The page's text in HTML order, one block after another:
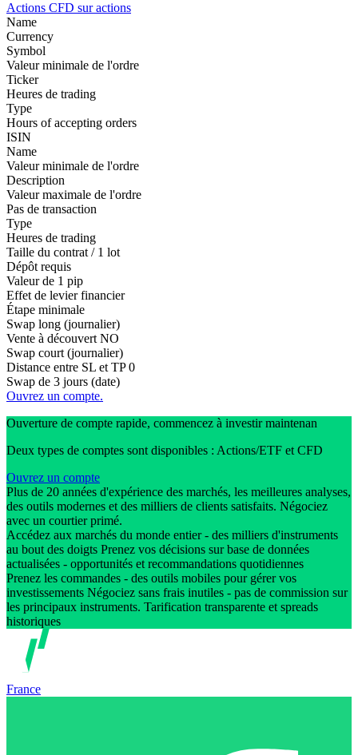
Actions CFD sur actions
Name
Currency
Symbol
Valeur minimale de l'ordre
Ticker
Heures de trading
Type
Hours of accepting orders
ISIN
Name
Valeur minimale de l'ordre
Description
Valeur maximale de l'ordre
Pas de transaction
Type
Heures de trading
Taille du contrat / 1 lot
Dépôt requis
Valeur de 1 pip
Effet de levier financier
Étape minimale
Swap long (journalier)
Vente à découvert NO
Swap court (journalier)
Distance entre SL et TP 0
Swap de 3 jours (date)
Ouvrez un compte.
Ouverture de compte rapide, commencez à investir maintenan
Deux types de comptes sont disponibles : Actions/ETF et CFD
Ouvrez un compte
Plus de 20 années d'expérience des marchés, les meilleures analyses,
des outils modernes et des milliers de clients satisfaits. Négociez
avec un courtier primé.
Accédez aux marchés du monde entier - des milliers d'instruments
au bout des doigts Prenez vos décisions sur base de données
actualisées - opportunités et recommandations quotidiennes
Prenez les commandes - des outils mobiles pour gérer vos
investissements Négociez sans frais inutiles - pas de commission sur
les principaux instruments. Tarification transparente et spreads
historiques
France